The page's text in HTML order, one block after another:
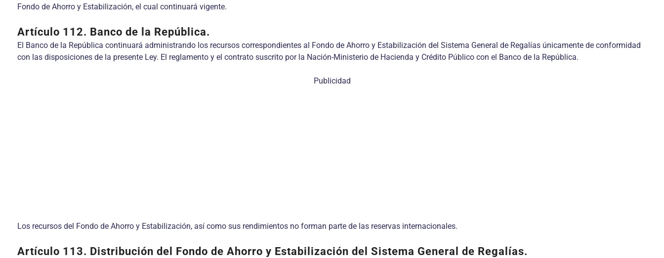
Fondo de Ahorro y Estabilización, el cual continuará vigente.
Artículo 112. Banco de la República.
El Banco de la República continuará administrando los recursos correspondientes al Fondo de Ahorro y Estabilización del Sistema General de Regalías únicamente de conformidad
con las disposiciones de la presente Ley. El reglamento y el contrato suscrito por la Nación-Ministerio de Hacienda y Crédito Público con el Banco de la República.
Publicidad
Los recursos del Fondo de Ahorro y Estabilización, así como sus rendimientos no forman parte de las reservas internacionales.
Artículo 113. Distribución del Fondo de Ahorro y Estabilización del Sistema General de Regalías.